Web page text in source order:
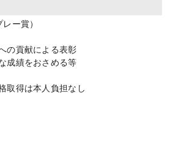
ー賞）
の貢献による表彰
成績をおさめる等
取得は本人負担なし